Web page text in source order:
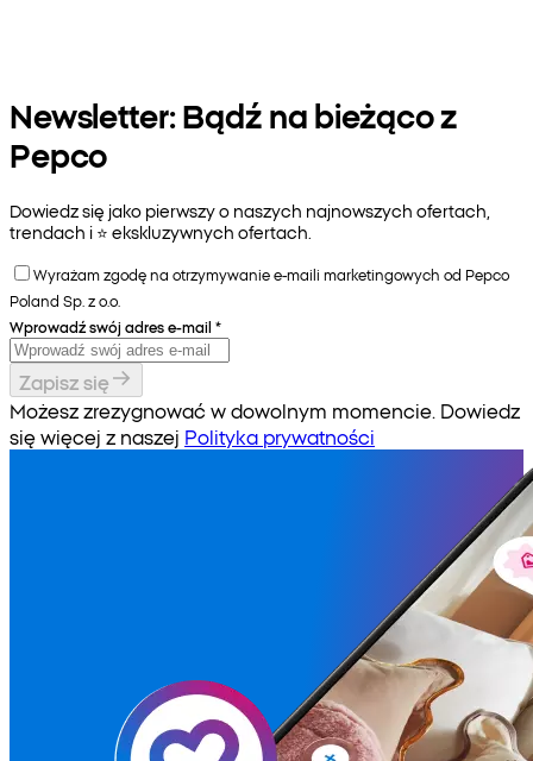
Newsletter: Bądź na bieżąco z
Pepco
Dowiedz się jako pierwszy o naszych najnowszych ofertach,
trendach i ⭐️ ekskluzywnych ofertach.
Wyrażam zgodę na otrzymywanie e-maili marketingowych od Pepco
Poland Sp. z o.o.
Wprowadź swój adres e-mail *
Zapisz się
Możesz zrezygnować w dowolnym momencie. Dowiedz
się więcej z naszej Polityka prywatności